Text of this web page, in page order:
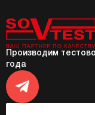
Производим
года